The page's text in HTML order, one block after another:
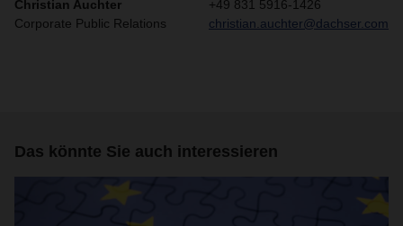
Christian Auchter
Corporate Public Relations
+49 831 5916-1426
christian.auchter@dachser.com
Das könnte Sie auch interessieren